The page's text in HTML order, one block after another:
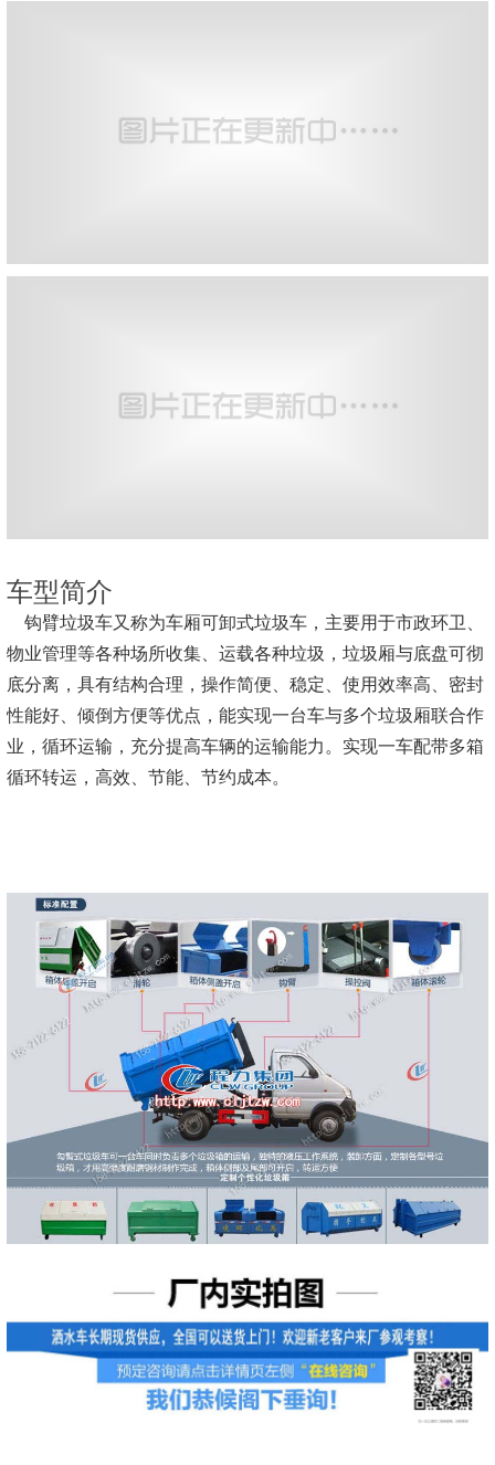
车型简介
钩臂垃圾车又称为车厢可卸式垃圾车，主要用于市政环卫、
物业管理等各种场所收集、运载各种垃圾，垃圾厢与底盘可彻
底分离，具有结构合理，操作简便、稳定、使用效率高、密封
性能好、倾倒方便等优点，能实现一台车与多个垃圾厢联合作
业，循环运输，充分提高车辆的运输能力。实现一车配带多箱
循环转运，高效、节能、节约成本。